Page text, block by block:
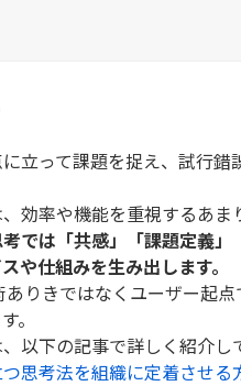
立って課題を捉え、試行
効率や機能を重視するあ
では「共感」「課題定義
や仕組みを生み出します。
りきではなくユーザー起
。
以下の記事で詳しく紹介し
思考法を組織に定着させる